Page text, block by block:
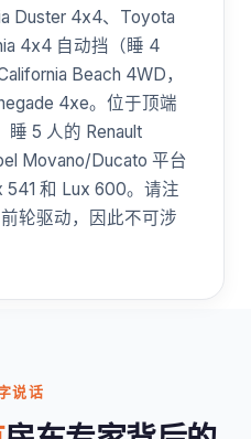
Duster 4x4、Toyota
4x4 自动挡（睡 4
Beach 4WD，
4xe。位于顶端
睡 5 人的 Renault
Movano/Ducato 平台
541 和 Lux 600。请注
轮驱动，因此不可涉
说话